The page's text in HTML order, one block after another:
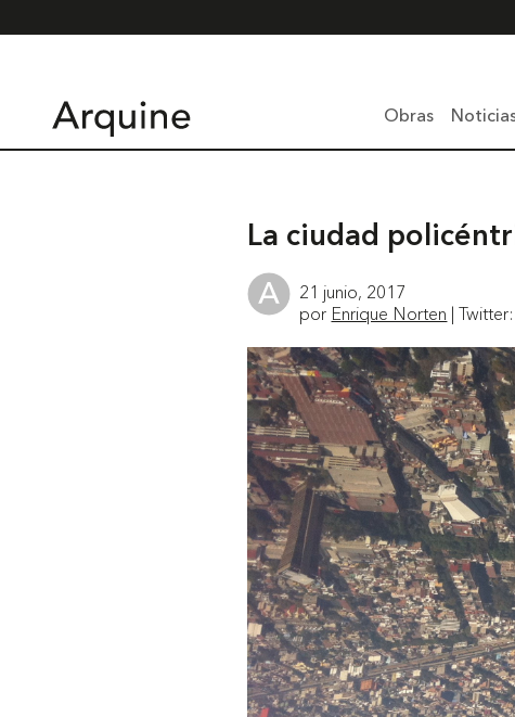
Obras
La ciudad
21 junio, 2017
por Enrique Norten | Twitter: